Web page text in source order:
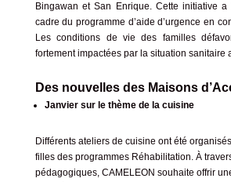
Bingawan et San Enrique. Cette initiative
cadre du programme d’aide d’urgenceen
Les conditions de vie des familles
fortement impactées par la situation sanitaire
Des nouvelles des Maisons
Janvier sur le thème de la cuisine
Différents ateliers de cuisine ont été
filles des programmes Réhabilitation. À
pédagogiques, CAMELEON souhaite offrir